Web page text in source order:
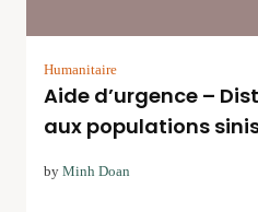
Humanitaire
Aide d’urgence –
aux populations
by Minh Doan